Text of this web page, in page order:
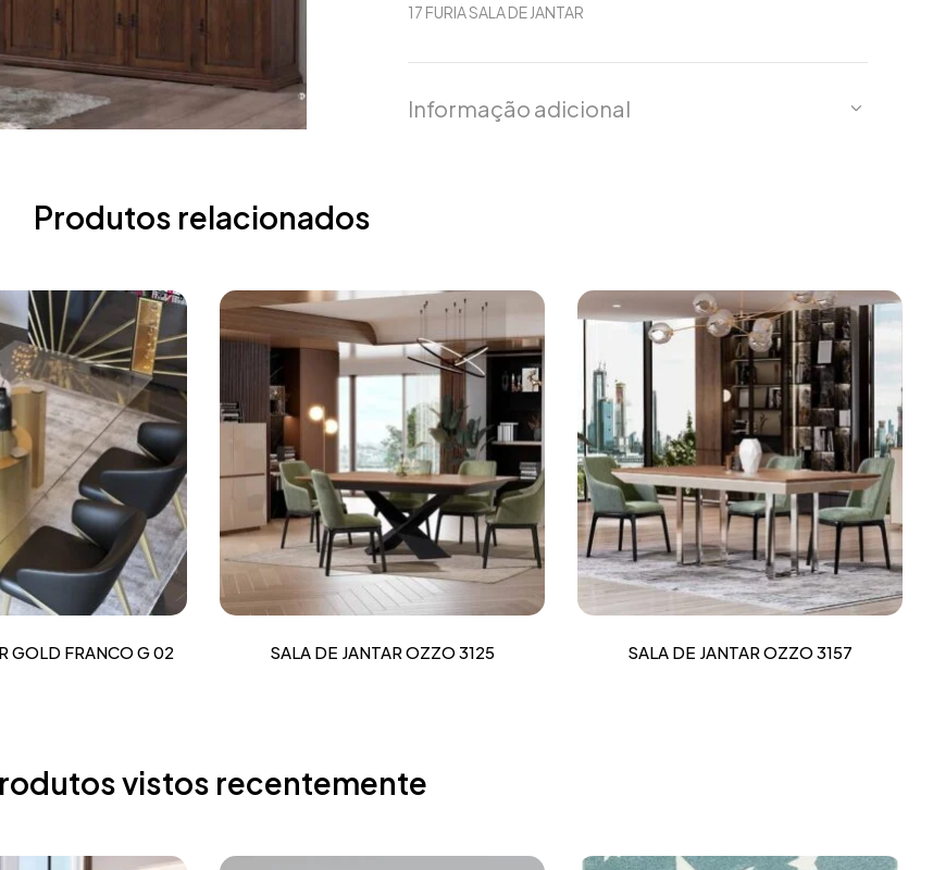
17 FURIA SALA DE JANTAR
Informação adicional
Produtos relacionados
GOLD FRANCO G 02 SALA DE JANTAR OZZO 3125 SALA DE JANTAR OZZO 3157
vistos recentemente